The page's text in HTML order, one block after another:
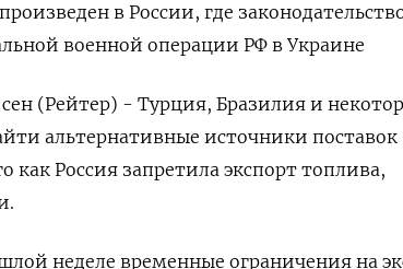
в России, где
военной операции РФ в Украине
(Рейтер) - Турция, Бразилия и
альтернативные источники поставок
как Россия запретила экспорт топлива,
неделе временные ограничения на